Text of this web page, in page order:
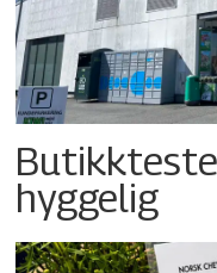
hyggelig